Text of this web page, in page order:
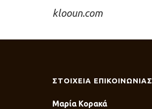
klooun.com
ΣΤΟΙΧΕΙΑ ΕΠΙΚΟΙΝΩΝΙΑΣ
Μαρία Κορακά